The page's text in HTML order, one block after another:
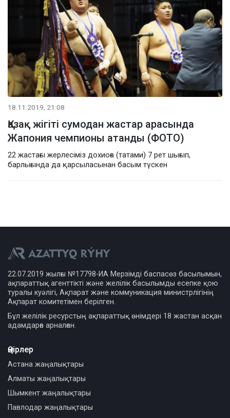
18.11.2019, 21:08
Қазақ жігіті сумодан жастар арасында
Жапония чемпионы атанды (ФОТО)
22 жастағы жерлесіміз дохиоға (татами) 7 рет шығып,
барлығында да қарсыласынан басым түскен
22.07.2019 жылғы №17798-ИА Мерзімді баспасөз басылымын,
ақпараттық агенттікті және желілік басылымды есепке қою
туралы куәлігі, Ақпарат және коммуникация министрлігінің
Ақпарат комитетімен берілген.
Бұл желілік ресурстың ақпараттық өнімдері 18 жастан асқан
адамдарға арналған.
Өңірлер
Астана жаңалықтары
Алматы жаңалықтары
Шымкент жаңалықтары
Павлодар жаңалықтары